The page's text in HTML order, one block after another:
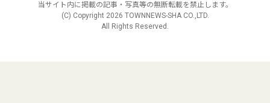
当サイト内に掲載の記事・写真等の無断転載を禁止します。
(C) Copyright 2026 TOWNNEWS-SHA CO.,LTD.
All Rights Reserved.